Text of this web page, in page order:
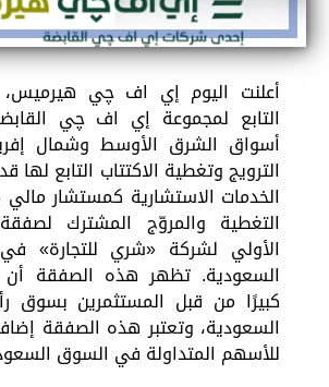
أعلنت اليوم إي اف چي هيرميس،
التابع لمجموعة إي اف چي
أسواق الشرق الأوسط وشمال
الترويج وتغطية الاكتتاب التابع لها
الخدمات الاستشارية كمستشار
التغطية والمروّج المشترك
الأولي لشركة «شري للتجارة»
السعودية. تظهر هذه الصفقة أن
كبيرًا من قبل المستثمرين بسوق
السعودية، وتعتبر هذه الصفقة
للأسهم المتداولة في السوق